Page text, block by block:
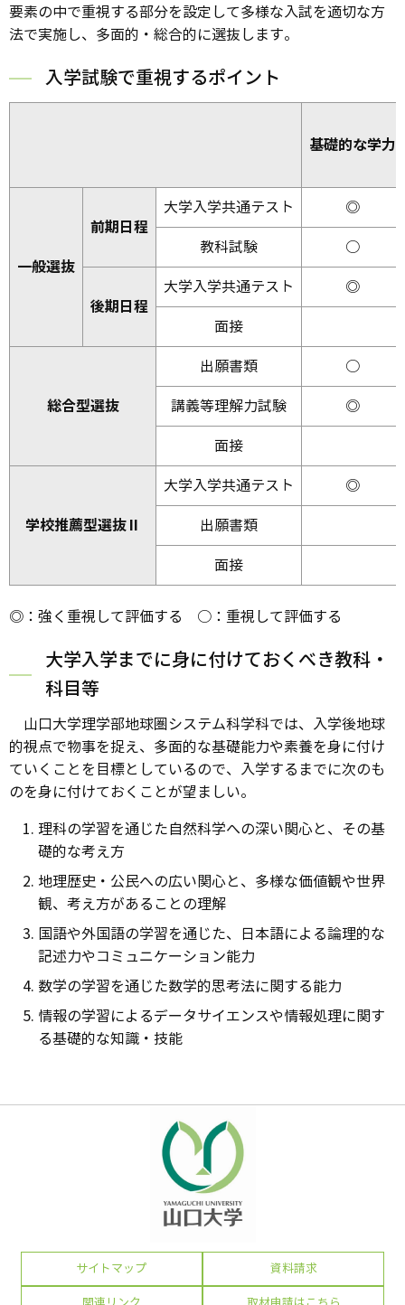
要素の中で重視する部分を設定して多様な入試を適切な方
法で実施し、多面的・総合的に選抜します。
入学試験で重視するポイント
基礎的な学力
一般選抜
前期日程
大学入学共通テスト ◎
教科試験 ○
後期日程
大学入学共通テスト ◎
面接
総合型選抜
出願書類 ○
講義等理解力試験 ◎
面接
学校推薦型選抜Ⅱ
大学入学共通テスト ◎
出願書類
面接
◎：強く重視して評価する ○：重視して評価する
大学入学までに身に付けておくべき教科・
科目等
山口大学理学部地球圏システム科学科では、入学後地球
的視点で物事を捉え、多面的な基礎能力や素養を身に付け
ていくことを目標としているので、入学するまでに次のも
のを身に付けておくことが望ましい。
理科の学習を通じた自然科学への深い関心と、その基
礎的な考え方
地理歴史・公民への広い関心と、多様な価値観や世界
観、考え方があることの理解
国語や外国語の学習を通じた、日本語による論理的な
記述力やコミュニケーション能力
数学の学習を通じた数学的思考法に関する能力
情報の学習によるデータサイエンスや情報処理に関す
る基礎的な知識・技能
サイトマップ 資料請求